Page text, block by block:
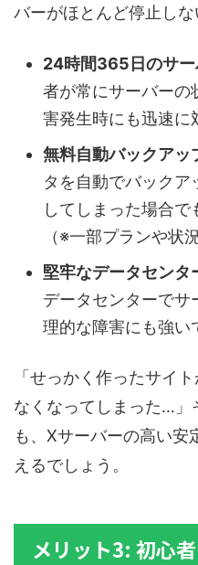
バーがほとんど停止しな
24時間365日のサー
者が常にサーバーの
害発生時にも迅速に
無料自動バックアッ
タを自動でバックア
してしまった場合
（※一部プランや状
堅牢なデータセンタ
データセンターでサ
理的な障害にも強い
「せっかく作ったサイ
なくなってしまった…」
も、Xサーバーの高い安
えるでしょう。
メリット3: 初心